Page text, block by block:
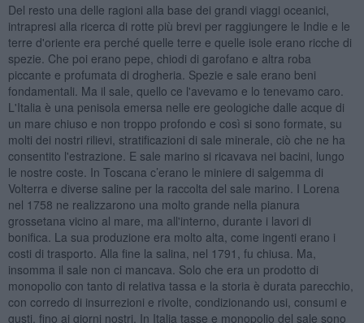
Del resto una delle ragioni alla base dei grandi viaggi oceanici,
intrapresi alla ricerca di rotte più brevi per raggiungere le Indie e le
terre d'oriente era perché quelle terre e quelle isole erano ricche di
spezie. Che poi erano pepe, chiodi di garofano e altra roba
piccante e profumata di drogheria. Spezie e sale erano beni
fondamentali. Ma il sale, quello ce l'avevamo e lo tenevamo caro.
L'Italia è una penisola emersa nelle ere geologiche dalle acque di
un mare chiuso e non troppo profondo e così si sono formate, su
molti dei nostri rilievi, stratificazioni di sale minerale, ciò che ne ha
consentito l'estrazione. E sale marino si ricavava nei bacini, lungo
le nostre coste. In Toscana c’erano le miniere di salgemma di
Volterra e diverse saline per la raccolta del sale marino. I Lorena
nel 1758 ne realizzarono una molto grande nella pianura
grossetana vicino al mare, ma all'interno, durante i lavori di
bonifica. La sua produzione era molto alta, come ingenti erano i
costi di trasporto. Alla fine la salina, nel 1791, fu chiusa. Ma,
insomma il sale non ci mancava. Solo che era un prodotto di
monopolio con tanto di relativa tassa e la storia è durata parecchio,
con corredo di insurrezioni e rivolte, condizionando usi, consumi e
gusti, fino ai giorni nostri. In Italia tasse e monopolio del sale sono